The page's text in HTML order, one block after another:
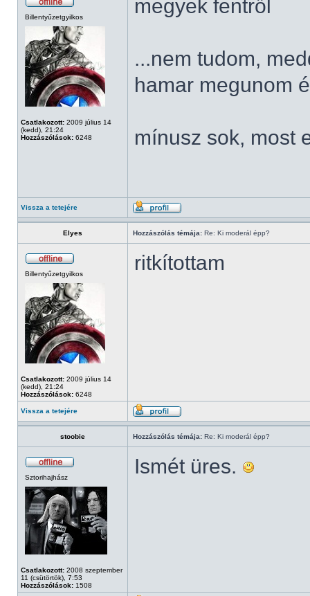
Billentyűzetgyilkos
Csatlakozott: 2009 július 14
(kedd), 21:24
Hozzászólások: 6248
megyek fentről
...nem tudom,
hamar megunom
mínusz sok, most
Vissza a tetejére
Elyes Hozzászólás témája: Re: Ki moderál épp?
Billentyűzetgyilkos
Csatlakozott: 2009 július 14
(kedd), 21:24
Hozzászólások: 6248
ritkítottam
Vissza a tetejére
stoobie Hozzászólás témája: Re: Ki moderál épp?
Sztorihajhász
Csatlakozott: 2008 szeptember
11 (csütörtök), 7:53
Hozzászólások: 1508
Ismét üres.